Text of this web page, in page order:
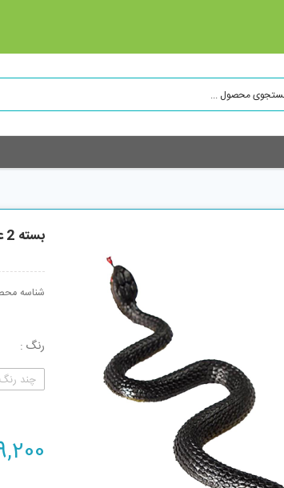
بسته 2 عددی مار اسباب بازی مدل SMALL SNAKE
شناسه
رنگ
چند رنگ